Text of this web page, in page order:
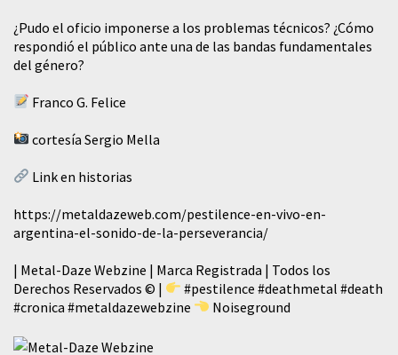
¿Pudo el oficio imponerse a los problemas técnicos? ¿Cómo
respondió el público ante una de las bandas fundamentales
del género?
Franco G. Felice
cortesía Sergio Mella
Link en historias
https://metaldazeweb.com/pestilence-en-vivo-en-
argentina-el-sonido-de-la-perseverancia/
| Metal-Daze Webzine | Marca Registrada | Todos los
Derechos Reservados © |
#pestilence #deathmetal #death
#cronica #metaldazewebzine Noiseground